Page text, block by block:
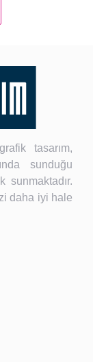
tasarım,
sunduğu
sunmaktadır.
daha iyi hale